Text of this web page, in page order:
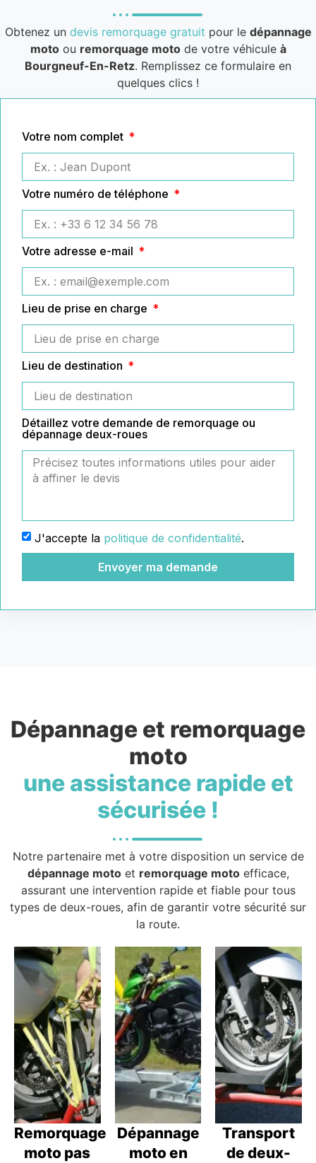
Obtenez un devis remorquage gratuit pour le dépannage
motoou remorquage motode votre véhicule à
Bourgneuf-En-Retz. Remplissez ce formulaire en
quelques clics !
Votre nom complet
Votre numéro de téléphone
Votre adresse e-mail
Lieu de prise en charge
Lieu de destination
Détaillez votre demande de remorquage ou
dépannage deux-roues
J'accepte la politique de confidentialité.
Envoyer ma demande
Dépannage et remorquage
moto
une assistance rapide et
sécurisée !
Notre partenaire met à votre disposition un service de
dépannage motoet remorquage motoefficace,
assurant une intervention rapide et fiable pour tous
types de deux-roues, afin de garantir votre sécurité sur
la route.
Remorquage
moto pas
Dépannage
moto en
Transport
de deux-